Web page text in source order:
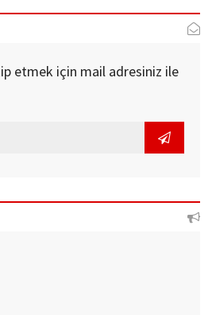
etmek için mail adresiniz ile